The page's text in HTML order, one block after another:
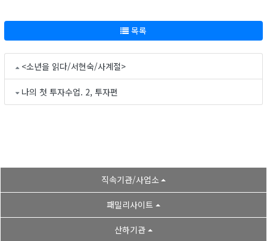
목록
<소년을 읽다/서현숙/사계절>
나의 첫 투자수업. 2, 투자편
직속기관/사업소
패밀리사이트
산하기관